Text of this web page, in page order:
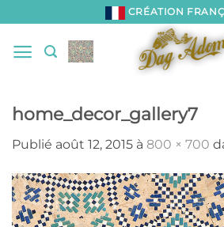
au
contenu
CRÉATION
home_decor_gallery7
Publié août 12, 2015 à 800 × 700